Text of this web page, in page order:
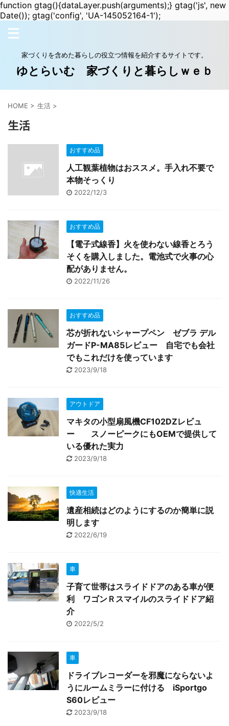
function gtag(){dataLayer.push(arguments);} gtag('js', new
Date()); gtag('config', 'UA-145052164-1');
家づくりを含めた暮らしの役立つ情報を紹介するサイトです。
ゆとらいむ 家づくりと暮らしｗｅｂ
HOME > 生活 >
生活
おすすめ品
人工観葉植物はおススメ。手入れ不要で
本物そっくり
2022/12/3
おすすめ品
【電子式線香】火を使わない線香とろう
そくを購入しました。電池式で火事の心
配がありません。
2022/11/26
おすすめ品
芯が折れないシャープペン ゼブラ デル
ガードP-MA85レビュー 自宅でも会社
でもこれだけを使っています
2023/9/18
アウトドア
マキタの小型扇風機CF102DZレビュ
ー スノーピークにもOEMで提供して
いる優れた実力
2023/9/18
快適生活
遺産相続はどのようにするのか簡単に説
明します
2022/6/19
車
子育て世帯はスライドドアのある車が便
利 ワゴンＲスマイルのスライドドア紹
介
2022/5/2
車
ドライブレコーダーを邪魔にならないよ
うにルームミラーに付ける iSportgo
S60レビュー
2023/9/18